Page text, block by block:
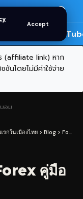
Accept
🎬
(affiliate link) หาก
ชันโดยไม่มีค่าใช้จ่าย
อม
กในเมืองไทย > Blog > Forex
คู่มือ